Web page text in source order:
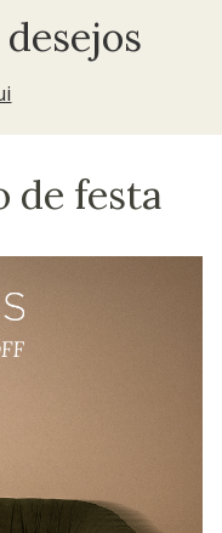
de festa